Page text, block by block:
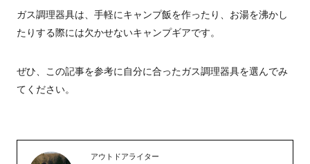
ガス調理器具は、手軽にキャンプ飯を作ったり、お湯を沸かし
たりする際には欠かせないキャンプギアです。
ぜひ、この記事を参考に自分に合ったガス調理器具を選んでみ
てください。
アウトドアライター